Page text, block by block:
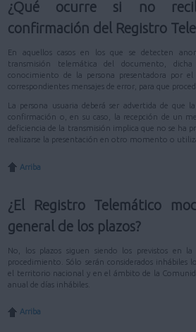
¿Qué ocurre si no
confirmación del Registro
En aquellos casos en los que se detecten
transmisión telemática del documento,
conocimiento de la persona presentadora por
correspondientes mensajes de error, para que
La persona usuaria deberá ser advertida de que
confirmación o, en su caso, la recepción de un
deficiencia de la transmisión implica que no se ha
realizarse la presentación en otro momento o
Arriba
¿El Registro Telemático
general de los plazos?
No, los plazos siguen siendo los previstos en la
procedimiento. Sólo serán considerados inhábiles
el territorio nacional y en el ámbito de la
anual de días inhábiles.
Arriba